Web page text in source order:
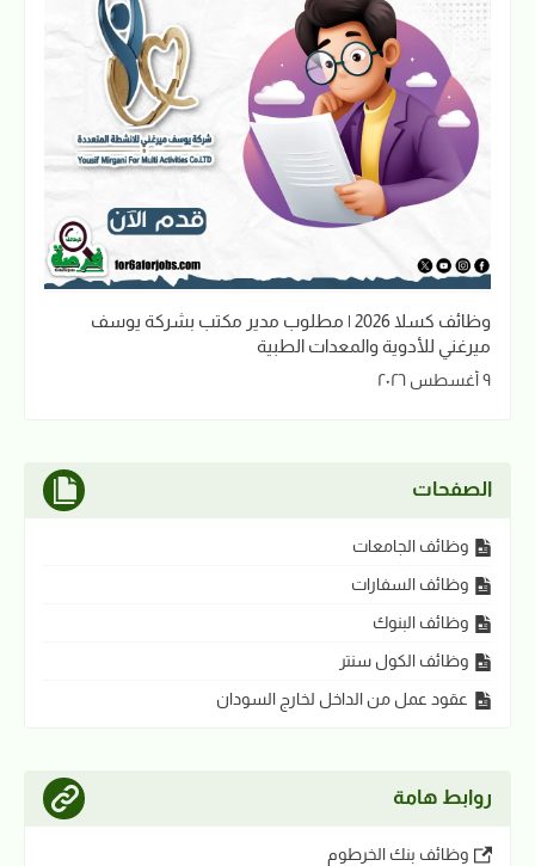
وظائف كسلا 2026 | مطلوب مدير مكتب بشركة يوسف
ميرغني للأدوية والمعدات الطبية
٩ أغسطس ٢٠٢٦
الصفحات
وظائف الجامعات
وظائف السفارات
وظائف البنوك
وظائف الكول سنتر
عقود عمل من الداخل لخارج السودان
روابط هامة
وظائف بنك الخرطوم